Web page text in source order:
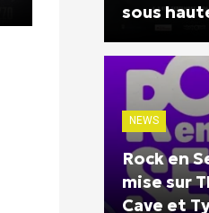
sous
NEWS
Rock en
mise sur
Cave et